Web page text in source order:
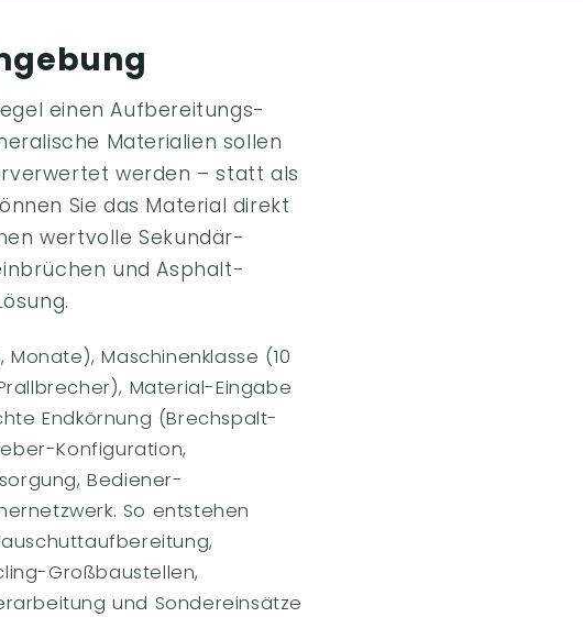
einen Aufbereitungs-
Materialien sollen
werden – statt als
Sie das Material direkt
wertvolle Sekundär-
und Asphalt-
Maschinenklasse (10
Material-Eingabe
Endkörnung (Brechspalt-
Konfiguration,
Bediener-
So entstehen
Großbaustellen,
und Sondereinsätze